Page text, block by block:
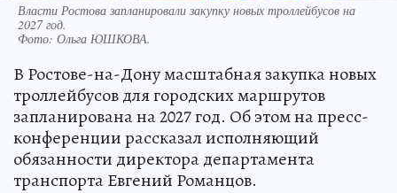
Власти Ростова запланировали закупку новых троллейбусов на
2027 год.
Фото: Ольга ЮШКОВА.
В Ростове-на-Дону масштабная закупка новых
троллейбусов для городских маршрутов
запланирована на 2027 год. Об этом на пресс-
конференции рассказал исполняющий
обязанности директора департамента
транспорта Евгений Романцов.